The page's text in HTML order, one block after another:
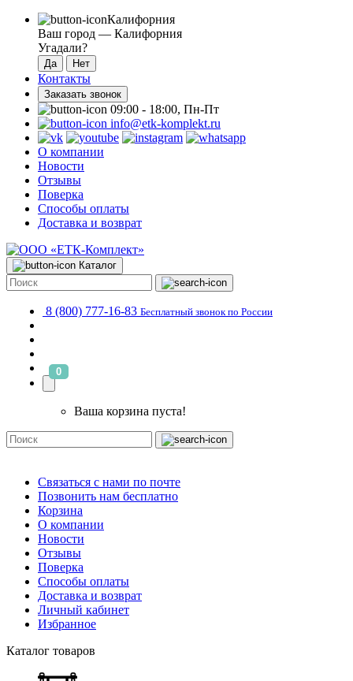
Калифорния
Ваш город — Калифорния
Угадали?
Контакты
Заказать звонок
09:00 - 18:00, Пн-Пт
info@etk-komplekt.ru
О компании
Новости
Отзывы
Поверка
Способы оплаты
Доставка и возврат
Каталог
8 (800) 777-16-83 Бесплатный звонок по России
0
Ваша корзина пуста!
Связаться с нами по почте
Позвонить нам бесплатно
Корзина
О компании
Новости
Отзывы
Поверка
Способы оплаты
Доставка и возврат
Личный кабинет
Избранное
Каталог товаров